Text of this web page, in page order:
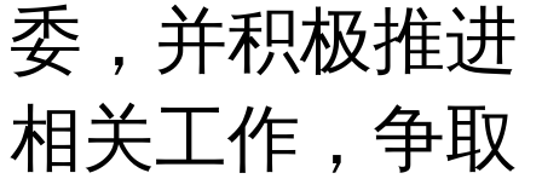
委，并积极推进
相关工作，争取